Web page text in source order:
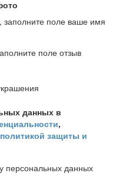
заполните поле ваше имя
поле отзыв
данных в
,
политикой защиты и
персональных данных